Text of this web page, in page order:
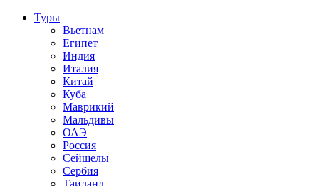
Туры
Вьетнам
Египет
Индия
Италия
Китай
Куба
Маврикий
Мальдивы
ОАЭ
Россия
Сейшелы
Сербия
Таиланд